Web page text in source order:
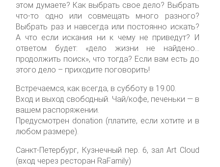
этом думаете? Как выбрать свое дело? Выбрать
что-то одно или совмещать много разного?
Выбрать раз и навсегда или постоянно искать?
А что если искания ни к чему не приведут? И
ответом будет: «дело жизни не найдено…
продолжить поиск», что тогда? Если вам есть до
этого дело – приходите поговорить!
Встречаемся, как всегда, в субботу в 19.00.
Вход и выход свободный. Чай/кофе, печеньки — в
вашем распоряжении.
Предусмотрен donation (платите, если хотите и в
любом размере).
Санкт-Петербург, Кузнечный пер. 6, зал Art Cloud
(вход через ресторан RaFamily)